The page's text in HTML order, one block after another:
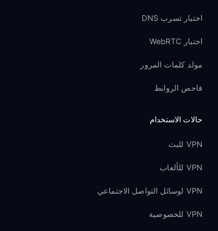
اختبار تسرب DNS
اختبار WebRTC
مولد كلمات المرور
فاحص الروابط
حالات الاستخدام
VPN للبث
VPN للألعاب
VPN لوسائل التواصل الاجتماعي
VPN للخصوصية